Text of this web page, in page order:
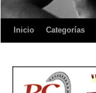
Inicio Categorías